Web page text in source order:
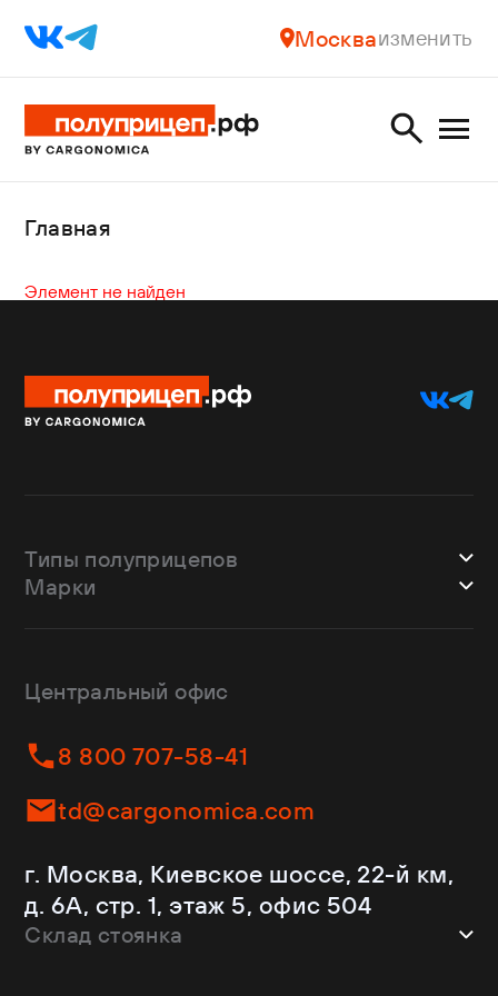
Москваизменить
Главная
Элемент не найден
Типы полуприцепов
Шторные
Изотермы
Контейнеровозы
Самосвалы
Ломовозы
С кониками
Рефрижераторы
Марки
Dongfeng
Helfimmer
JAC
Kassbohrer
Krone
Mercedes-Benz
Schmitz Cargobull
Shacman
Центральный офис
8 800 707-58-41
td@cargonomica.com
г. Москва, Киевское шоссе, 22-й км,
д. 6А, стр. 1, этаж 5, офис 504
Склад стоянка